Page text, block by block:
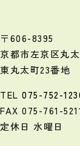
〒606-8395
京都市左京区丸
東丸太町23番地
TEL 075-752-
FAX 075-761-
定休日 水曜日